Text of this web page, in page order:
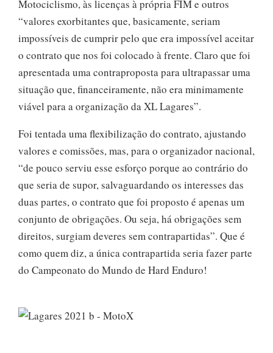
Motociclismo, às licenças à própria FIM e outros
“valores exorbitantes que, basicamente, seriam
impossíveis de cumprir pelo que era impossível aceitar
o contrato que nos foi colocado à frente. Claro que foi
apresentada uma contraproposta para ultrapassar uma
situação que, financeiramente, não era minimamente
viável para a organização da XL Lagares”.
Foi tentada uma flexibilização do contrato, ajustando
valores e comissões, mas, para o organizador nacional,
“de pouco serviu esse esforço porque ao contrário do
que seria de supor, salvaguardando os interesses das
duas partes, o contrato que foi proposto é apenas um
conjunto de obrigações. Ou seja, há obrigações sem
direitos, surgiam deveres sem contrapartidas”. Que é
como quem diz, a única contrapartida seria fazer parte
do Campeonato do Mundo de Hard Enduro!